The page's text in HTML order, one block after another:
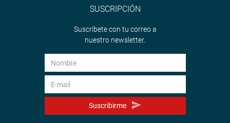
SUSCRIPCIÓN
Suscríbete con tu correo a
nuestro newsletter.
Suscribirme